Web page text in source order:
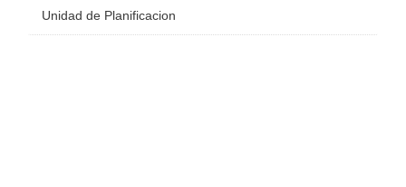
Unidad de Planificacion